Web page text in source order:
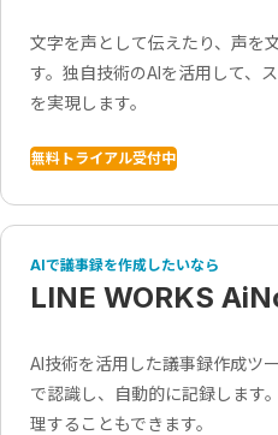
文字を声として伝えたり、声を
す。独自技術のAIを活用して、
を実現します。
無料トライアル受付中
AIで議事録を作成したいなら
LINE WORKS
AI技術を活用した議事録作成ツ
で認識し、自動的に記録します
理することもできます。